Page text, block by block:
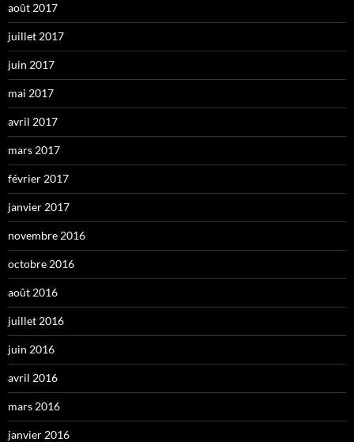
août 2017
juillet 2017
juin 2017
mai 2017
avril 2017
mars 2017
février 2017
janvier 2017
novembre 2016
octobre 2016
août 2016
juillet 2016
juin 2016
avril 2016
mars 2016
janvier 2016